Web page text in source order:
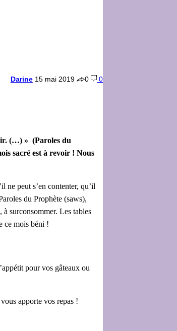
Darine 15 mai 2019 0 0
(…) » (Paroles du
sacré est à revoir ! Nous
ne peut s’en contenter, qu’il
du Prophète (saws),
surconsommer. Les tables
ce mois béni !
pour vos gâteaux ou
apporte vos repas !